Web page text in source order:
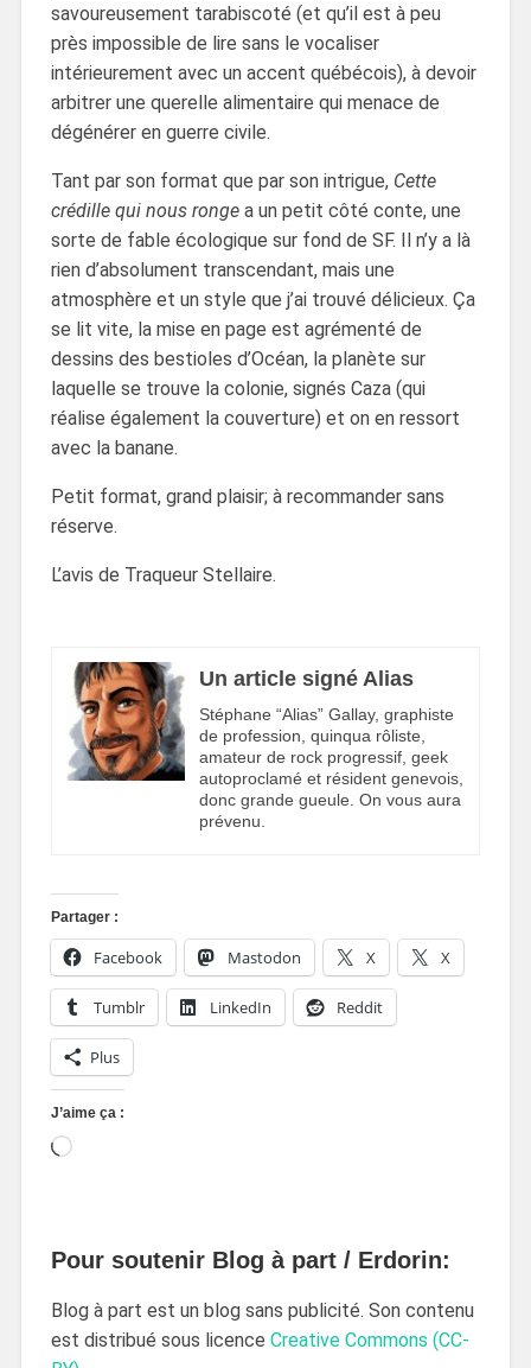
savoureusement tarabiscoté (et qu’il est à peu
près impossible de lire sans le vocaliser
intérieurement avec un accent québécois), à devoir
arbitrer une querelle alimentaire qui menace de
dégénérer en guerre civile.
Tant par son format que par son intrigue, Cette
crédille qui nous rongea un petit côté conte, une
sorte de fable écologique sur fond de SF. Il n’y a là
rien d’absolument transcendant, mais une
atmosphère et un style que j’ai trouvé délicieux. Ça
se lit vite, la mise en page est agrémenté de
dessins des bestioles d’Océan, la planète sur
laquelle se trouve la colonie, signés Caza (qui
réalise également la couverture) et on en ressort
avec la banane.
Petit format, grand plaisir; à recommander sans
réserve.
L’avis de Traqueur Stellaire.
Un article signé Alias
Stéphane “Alias” Gallay, graphiste
de profession, quinqua rôliste,
amateur de rock progressif, geek
autoproclamé et résident genevois,
donc grande gueule. On vous aura
prévenu.
Partager :
Facebook Mastodon X X
Tumblr LinkedIn Reddit
Plus
J’aime ça :
Pour soutenir Blog à part / Erdorin:
Blog à part est un blog sans publicité. Son contenu
est distribué sous licence Creative Commons (CC-